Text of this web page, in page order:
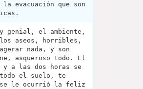
la evacuación que son
y genial, el ambiente,
aseos, horribles,
nada, y son
asqueroso todo. El
y a las dos horas se
todo el suelo, te
se le ocurrió la feliz